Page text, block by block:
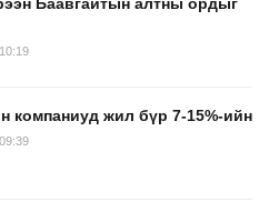
компаниуд жил бүр 7-15%-ийн